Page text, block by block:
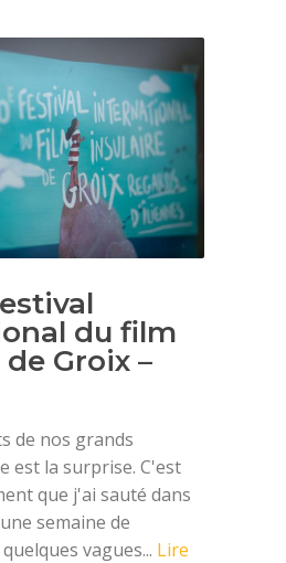
du film
Groix –
de nos grands
est la surprise. C'est
que j'ai sauté dans
semaine de
vagues... Lire